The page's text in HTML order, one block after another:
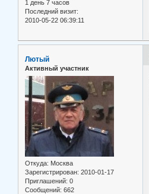
1 день 7 часов
Последний визит:
2010-05-22 06:39:11
Лютый
Активный участник
Откуда: Москва
Зарегистрирован: 2010-01-17
Приглашений: 0
Сообщений: 662